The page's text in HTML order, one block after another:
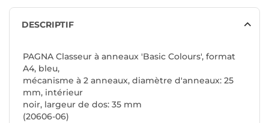
DESCRIPTIF
PAGNA Classeur à anneaux 'Basic Colours', format
A4, bleu,
mécanisme à 2 anneaux, diamètre d'anneaux: 25
mm, intérieur
noir, largeur de dos: 35 mm
(20606-06)